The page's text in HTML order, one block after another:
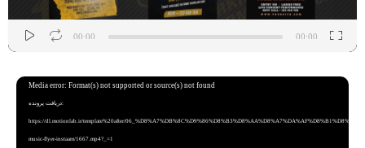
00:00 00:00
نمایشگر
Media error: Format(s) not supported or source(s) not found
دریافت پرونده:
https://dl.motionlab.ir/template%20after/
music-flyer-instaam/1667.mp4?_=1